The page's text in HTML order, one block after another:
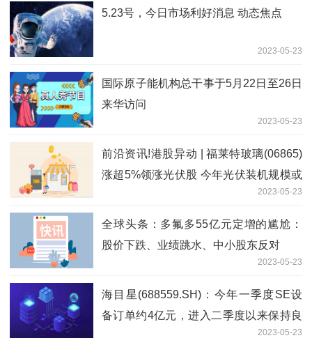
5.23号，今日市场利好消息 动态焦点
2023-05-23
国际原子能机构总干事于5月22日至26日
来华访问
2023-05-23
前沿资讯!港股异动 | 福莱特玻璃(06865)
涨超5%领涨光伏股 今年光伏装机规模或
2023-05-23
全球头条：多氟多55亿元定增的尴尬：
股价下跌、业绩跳水、中小股东反对
2023-05-23
海目星(688559.SH)：今年一季度SE设
备订单约4亿元，进入二季度以来保持良
2023-05-23